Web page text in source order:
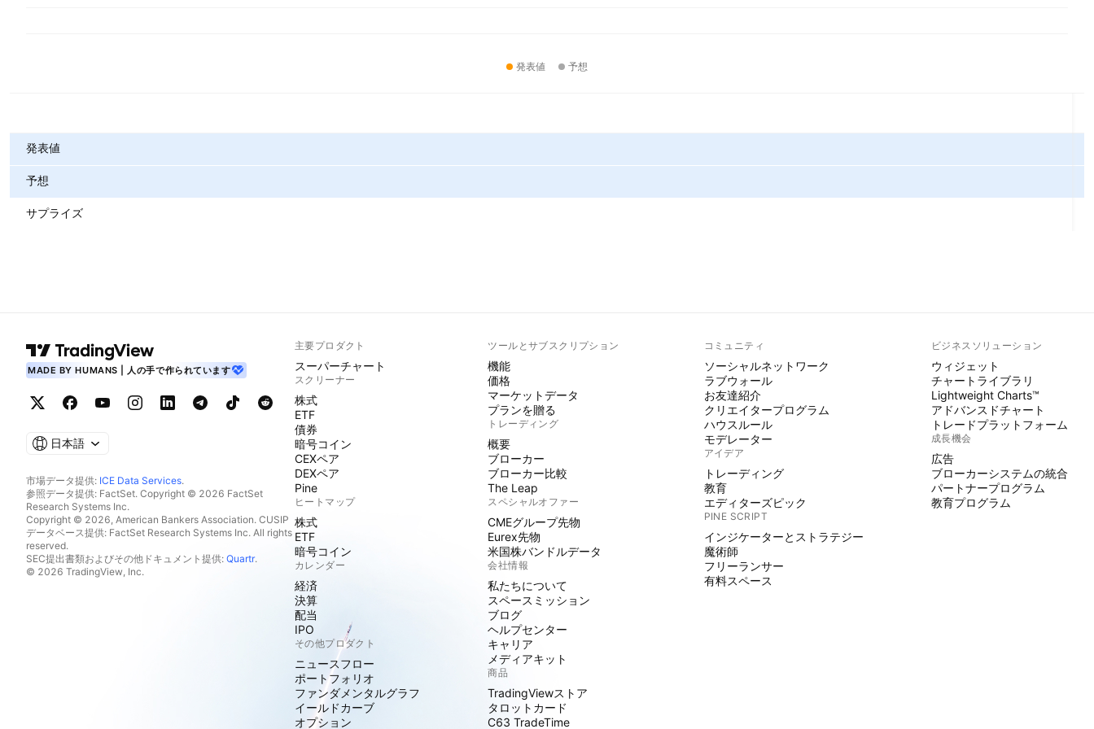
発表値 予想
発表値
予想
サプライズ
MADE BY HUMANS | 人の手で作られています
日本語
市場データ提供: ICE Data Services.
参照データ提供: FactSet. Copyright © 2026 FactSet
Research Systems Inc.
Copyright © 2026, American Bankers Association. CUSIP
データベース提供: FactSet Research Systems Inc. All rights
reserved.
SEC提出書類およびその他ドキュメント提供: Quartr.
© 2026 TradingView, Inc.
主要プロダクト
スーパーチャート
スクリーナー
株式
ETF
債券
暗号コイン
CEXペア
DEXペア
Pine
ヒートマップ
株式
ETF
暗号コイン
カレンダー
経済
決算
配当
IPO
その他プロダクト
ニュースフロー
ポートフォリオ
ファンダメンタルグラフ
イールドカーブ
オプション
ツールとサブスクリプション
機能
価格
マーケットデータ
プランを贈る
トレーディング
概要
ブローカー
ブローカー比較
The Leap
スペシャルオファー
CMEグループ先物
Eurex先物
米国株バンドルデータ
会社情報
私たちについて
スペースミッション
ブログ
ヘルプセンター
キャリア
メディアキット
商品
TradingViewストア
タロットカード
C63 TradeTime
コミュニティ
ソーシャルネットワーク
ラブウォール
お友達紹介
クリエイタープログラム
ハウスルール
モデレーター
アイデア
トレーディング
教育
エディターズピック
PINE SCRIPT
インジケーターとストラテジー
魔術師
フリーランサー
有料スペース
ビジネスソリューション
ウィジェット
チャートライブラリ
Lightweight Charts™
アドバンスドチャート
トレードプラットフォーム
成長機会
広告
ブローカーシステムの統合
パートナープログラム
教育プログラム